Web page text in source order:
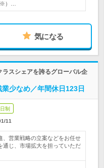
※）…
気になる
スシェアを誇るグローバル企
少なめ／年間休日123日
制
11
、営業戦略の立案などをお任せ
通じ、市場拡大を担っていただ